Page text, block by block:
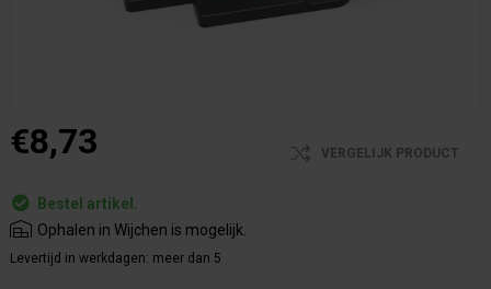
€8,73 VERGELIJK PRODUCT
Bestel artikel.
Ophalen in Wijchen is mogelijk.
Levertijd in werkdagen: meer dan 5